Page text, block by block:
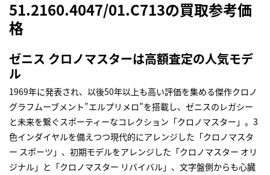
51.2160.4047/01.C713の買取参考価
格
ゼニス クロノマスターは高額査定の人気モデ
ル
1969年に発表され、以後50年以上も高い評価を集める傑作クロノ
グラフムーブメント”エルプリメロ”を搭載し、ゼニスのレガシー
と未来を繋ぐスポーティーなコレクション「クロノマスター」。3
色インダイヤルを備えつつ現代的にアレンジした「クロノマスタ
ー スポーツ」、初期モデルをアレンジした「クロノマスター オリ
ジナル」と「クロノマスター リバイバル」、文字盤側からも心臓